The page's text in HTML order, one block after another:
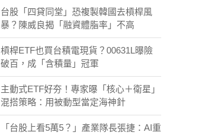
台股「四貸同堂」恐複製韓國去槓桿風
暴？陳威良揭「融資體脂率」不高
槓桿ETF也買台積電現貨？00631L曝險
破百，成「含積量」冠軍
主動式ETF好夯！專家曝「核心＋衛星」
混搭策略：用被動型當定海神針
「台股上看5萬5？」產業隊長張捷：AI重